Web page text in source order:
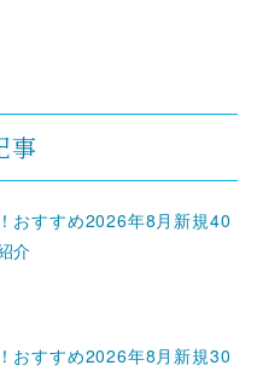
事
おすすめ2026年8月新規40
介
おすすめ2026年8月新規30